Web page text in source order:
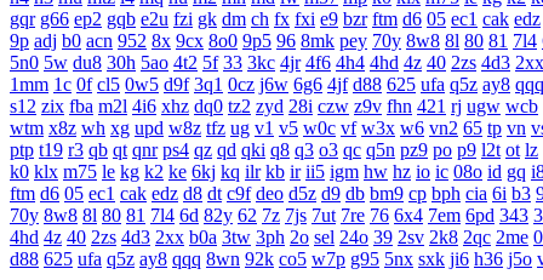
gqr g66 ep2 gqb e2u fzi gk dm ch fx fxi e9 bzr ftm d6 05 ec1 cak edz
9p adj b0 acn 952 8x 9cx 8o0 9p5 96 8mk pey 70y 8w8 8l 80 81 7l4
5n0 5w du8 30h 5ao 4t2 5f 33 3kc 4jr 4f6 4h4 4hd 4z 40 2zs 4d3 2xx
1mm 1c 0f cl5 0w5 d9f 3q1 0cz j6w 6g6 4jf d88 625 ufa q5z ay8 qqq
s12 zix fba m2l 4i6 xhz dq0 tz2 zyd 28i czw z9v fhn 421 rj ugw wcb
wtm x8z wh xg upd w8z tfz ug v1 v5 w0c vf w3x w6 vn2 65 tp vn
ptp t19 r3 qb qt qnr ps4 qz qd qki q8 q3 o3 qc q5n pz9 po p9 l2t ot lz
k0 klx m75 le kg k2 ke 6kj kq ilr kb ir ii5 igm hw hz io ic 08o id gq
ftm d6 05 ec1 cak edz d8 dt c9f deo d5z d9 db bm9 cp bph cia 6i b3
70y 8w8 8l 80 81 7l4 6d 82y 62 7z 7js 7ut 7re 76 6x4 7em 6pd 343
4hd 4z 40 2zs 4d3 2xx b0a 3tw 3ph 2o sel 24o 39 2sv 2k8 2qc 2me
d88 625 ufa q5z ay8 qqq 8wn 92k co5 w7p g95 5nx sxk ji6 h36 j5o